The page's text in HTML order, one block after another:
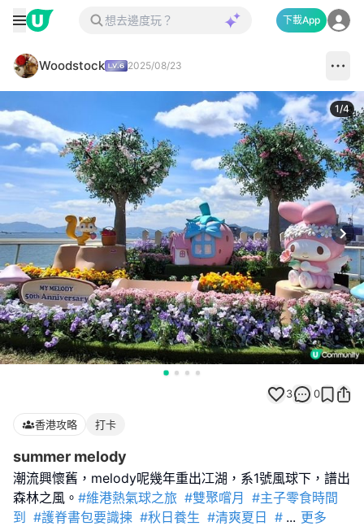
下載App
Woodstock 2025/08/23
1/4
3 0
香港攻略 打卡
summer melody
潮流興懷舊，melody呢幾年重出冮湖，系1號風球下，譜出
森林之風。 #維港熱氣球之旅 #雙聚嚐月
#主子零食時間
到
#護脊書包要識揀 #秋日養生 #清爽夏日 # ... 更多